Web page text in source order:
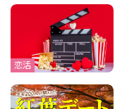
恋活